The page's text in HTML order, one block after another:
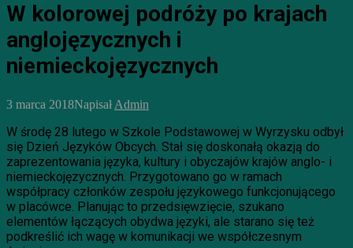
W kolorowej podróży po krajach
anglojęzycznych i
niemieckojęzycznych
3 marca 2018NapisałAdmin
W środę 28 lutego w Szkole Podstawowej w Wyrzysku odbył
się Dzień Języków Obcych. Stał się doskonałą okazją do
zaprezentowania języka, kultury i obyczajów krajów anglo- i
niemieckojęzycznych. Przygotowano go w ramach
współpracy członków zespołu językowego funkcjonującego
w placówce. Planując to przedsięwzięcie, szukano
elementów łączących obydwa języki, ale starano się też
podkreślić ich wagę w komunikacji we współczesnym